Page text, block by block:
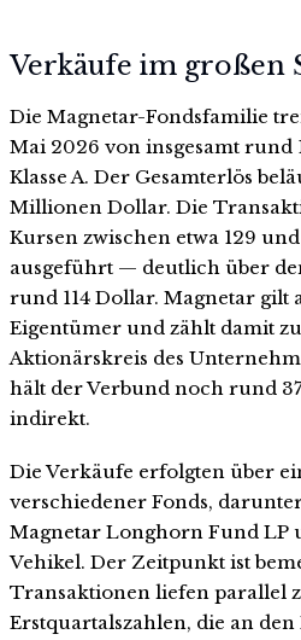
Verkäufe im großen
Die Magnetar-Fondsfamilie
Mai 2026 von insgesamt
Klasse A. Der Gesamterlös
Millionen Dollar. Die
Kursen zwischen etwa 129
ausgeführt — deutlich über
rund 114 Dollar. Magnetar gilt
Eigentümer und zählt damit
Aktionärskreis des
hält der Verbund noch rund
indirekt.
Die Verkäufe erfolgten über
verschiedener Fonds,
Magnetar Longhorn Fund LP
Vehikel. Der Zeitpunkt ist
Transaktionen liefen parallel
Erstquartalszahlen, die an